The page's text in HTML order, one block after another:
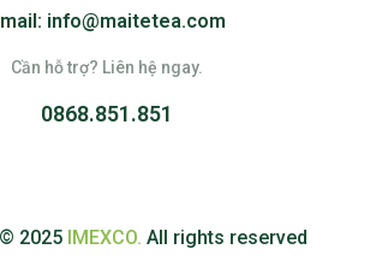
info@maitetea.com
Cần hỗ trợ? Liên hệ ngay.
0868.851.851
2025 IMEXCO. All rights reserved